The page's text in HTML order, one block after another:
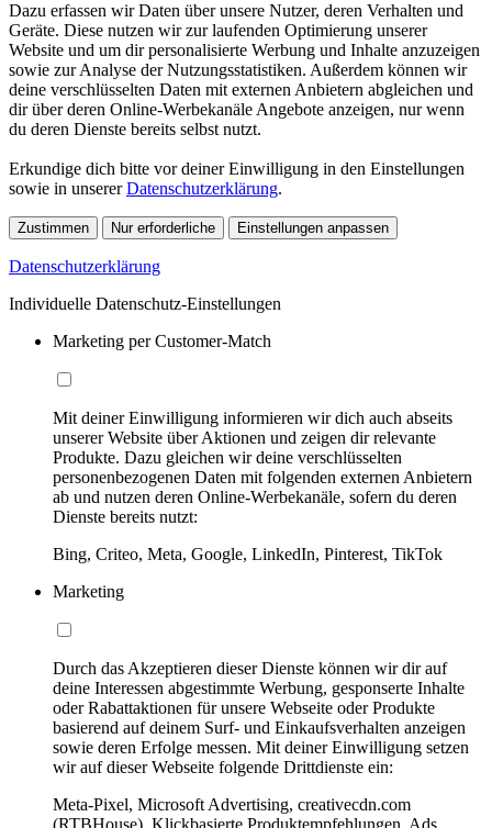
Dazu erfassen wir Daten über unsere Nutzer, deren Verhalten und
Geräte. Diese nutzen wir zur laufenden Optimierung unserer
Website und um dir personalisierte Werbung und Inhalte anzuzeigen
sowie zur Analyse der Nutzungsstatistiken. Außerdem können wir
deine verschlüsselten Daten mit externen Anbietern abgleichen und
dir über deren Online-Werbekanäle Angebote anzeigen, nur wenn
du deren Dienste bereits selbst nutzt.
Erkundige dich bitte vor deiner Einwilligung in den Einstellungen
sowie in unsererDatenschutzerklärung.
Zustimmen Nur erforderliche Einstellungen anpassen
Datenschutzerklärung
Individuelle Datenschutz-Einstellungen
Marketing per Customer-Match
Mit deiner Einwilligung informieren wir dich auch abseits
unserer Website über Aktionen und zeigen dir relevante
Produkte. Dazu gleichen wir deine verschlüsselten
personenbezogenen Daten mit folgenden externen Anbietern
ab und nutzen deren Online-Werbekanäle, sofern du deren
Dienste bereits nutzt:
Bing, Criteo, Meta, Google, LinkedIn, Pinterest, TikTok
Marketing
Durch das Akzeptieren dieser Dienste können wir dir auf
deine Interessen abgestimmte Werbung, gesponserte Inhalte
oder Rabattaktionen für unsere Webseite oder Produkte
basierend auf deinem Surf- und Einkaufsverhalten anzeigen
sowie deren Erfolge messen. Mit deiner Einwilligung setzen
wir auf dieser Webseite folgende Drittdienste ein:
Meta-Pixel, Microsoft Advertising, creativecdn.com
(RTBHouse), Klickbasierte Produktempfehlungen, Ads